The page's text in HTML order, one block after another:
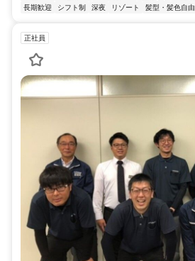
長期歓迎
シフト制 深夜 リゾート 髪型・髪色自由
正社員